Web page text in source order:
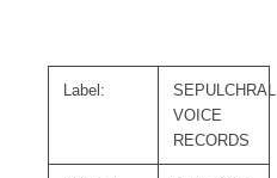
Label:
SEPULCHRAL
VOICE
RECORDS